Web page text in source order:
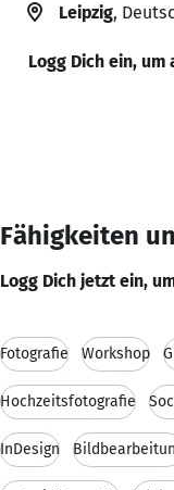
Leipzig,
Logg Dich ein,
Fähigkeiten
Logg Dich jetzt ein,
Fotografie Workshop
Hochzeitsfotografie
InDesign